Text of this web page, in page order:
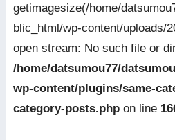
getimagesize(/home/
blic_html/wp-content/uploads/
open stream: No such file or
/home/datsumou77/
wp-content/plugins/same-
category-posts.phpon line